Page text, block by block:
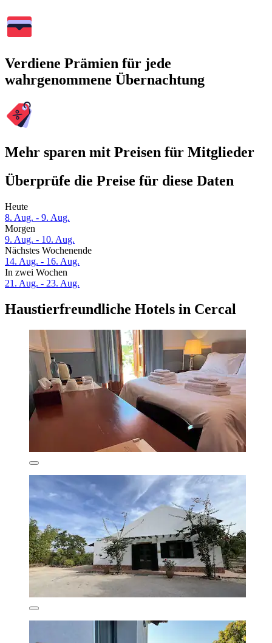
Verdiene Prämien für jede
wahrgenommene Übernachtung
Mehr sparen mit Preisen für Mitglieder
Überprüfe die Preise für diese Daten
Heute
8. Aug. - 9. Aug.
Morgen
9. Aug. - 10. Aug.
Nächstes Wochenende
14. Aug. - 16. Aug.
In zwei Wochen
21. Aug. - 23. Aug.
Haustierfreundliche Hotels in Cercal